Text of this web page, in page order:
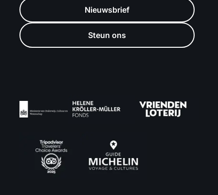
Nieuwsbrief
Steun ons